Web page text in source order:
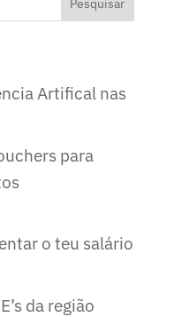
Artifical nas
para
o teu salário
da região